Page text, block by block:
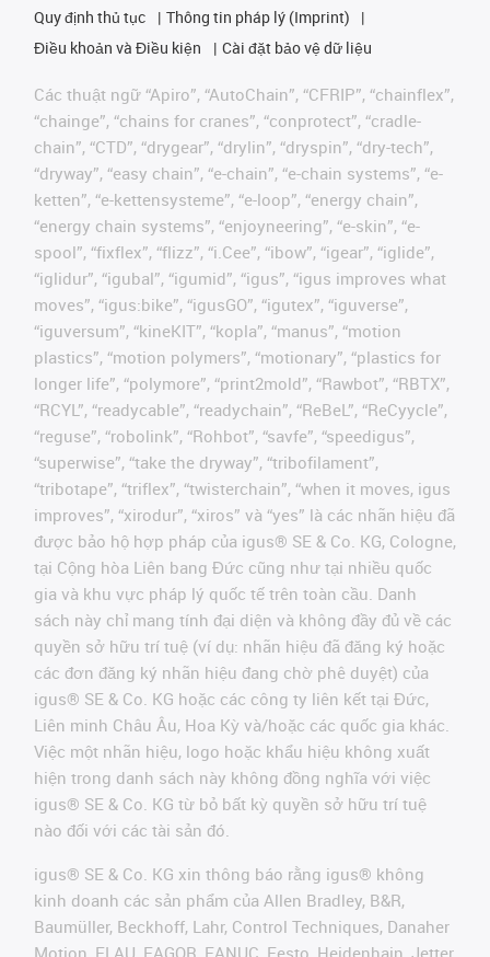
Quy định thủ tục
Thông tin pháp lý (Imprint)
Điều khoản và Điều kiện
Cài đặt bảo vệ dữ liệu
Các thuật ngữ “Apiro”, “AutoChain”, “CFRIP”, “chainflex”,
“chainge”, “chains for cranes”, “conprotect”, “cradle-
chain”, “CTD”, “drygear”, “drylin”, “dryspin”, “dry-tech”,
“dryway”, “easy chain”, “e-chain”, “e-chain systems”, “e-
ketten”, “e-kettensysteme”, “e-loop”, “energy chain”,
“energy chain systems”, “enjoyneering”, “e-skin”, “e-
spool”, “fixflex”, “flizz”, “i.Cee”, “ibow”, “igear”, “iglide”,
“iglidur”, “igubal”, “igumid”, “igus”, “igus improves what
moves”, “igus:bike”, “igusGO”, “igutex”, “iguverse”,
“iguversum”, “kineKIT”, “kopla”, “manus”, “motion
plastics”, “motion polymers”, “motionary”, “plastics for
longer life”, “polymore”, “print2mold”, “Rawbot”, “RBTX”,
“RCYL”, “readycable”, “readychain”, “ReBeL”, “ReCyycle”,
“reguse”, “robolink”, “Rohbot”, “savfe”, “speedigus”,
“superwise”, “take the dryway”, “tribofilament”,
“tribotape”, “triflex”, “twisterchain”, “when it moves, igus
improves”, “xirodur”, “xiros” và “yes” là các nhãn hiệu đã
được bảo hộ hợp pháp của igus® SE & Co. KG, Cologne,
tại Cộng hòa Liên bang Đức cũng như tại nhiều quốc
gia và khu vực pháp lý quốc tế trên toàn cầu. Danh
sách này chỉ mang tính đại diện và không đầy đủ về các
quyền sở hữu trí tuệ (ví dụ: nhãn hiệu đã đăng ký hoặc
các đơn đăng ký nhãn hiệu đang chờ phê duyệt) của
igus® SE & Co. KG hoặc các công ty liên kết tại Đức,
Liên minh Châu Âu, Hoa Kỳ và/hoặc các quốc gia khác.
Việc một nhãn hiệu, logo hoặc khẩu hiệu không xuất
hiện trong danh sách này không đồng nghĩa với việc
igus® SE & Co. KG từ bỏ bất kỳ quyền sở hữu trí tuệ
nào đối với các tài sản đó.
igus® SE & Co. KG xin thông báo rằng igus® không
kinh doanh các sản phẩm của Allen Bradley, B&R,
Baumüller, Beckhoff, Lahr, Control Techniques, Danaher
Motion, ELAU, FAGOR, FANUC, Festo, Heidenhain, Jetter,